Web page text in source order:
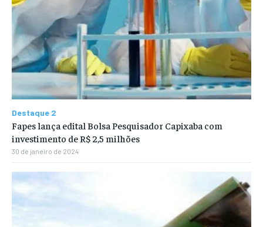
Destaque 2
Fapes lança edital Bolsa Pesquisador Capixaba com
investimento de R$ 2,5 milhões
30 de janeiro de 2024